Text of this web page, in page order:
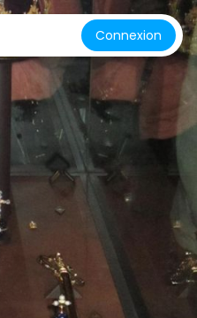
Connexion